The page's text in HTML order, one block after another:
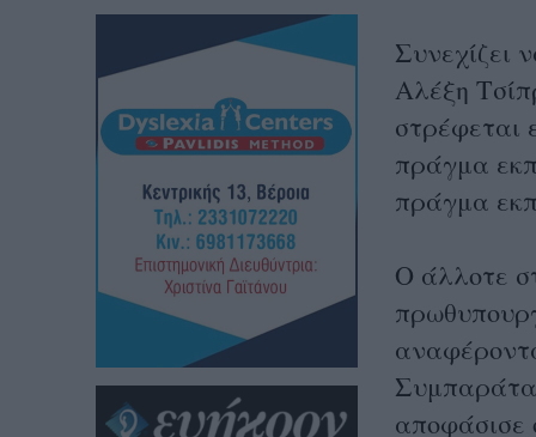
Συνεχίζει
Αλέξη
στρέφεται
πράγμα
πράγμα
Ο άλλοτε
αποφάσισε